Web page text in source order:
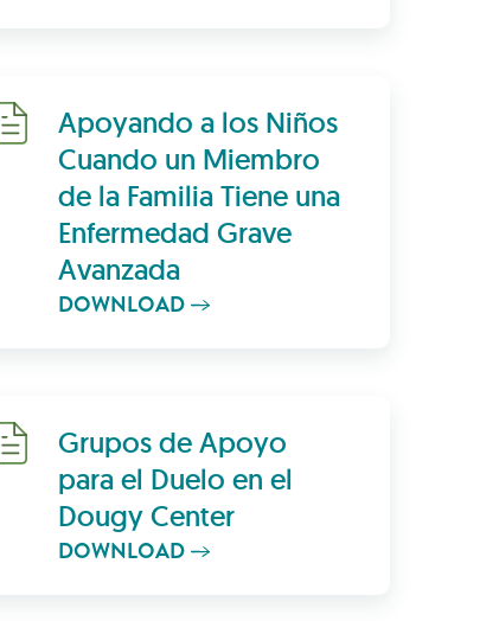
DownloadApoyando a los Niños
Cuando un Miembro
de la Familia Tiene una
Enfermedad Grave
Avanzada
DOWNLOAD
DownloadGrupos de Apoyo
para el Duelo en el
Dougy Center
DOWNLOAD